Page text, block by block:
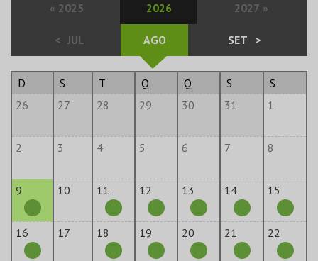
« 2025 2026 2027 »
< JUL AGO SET >
D S T Q Q S
S
26
27 28 29 30 31 1
2 3 4 5 6 7 8
9 10 11 12 13 14 15
16 17 18 19 20 21 22